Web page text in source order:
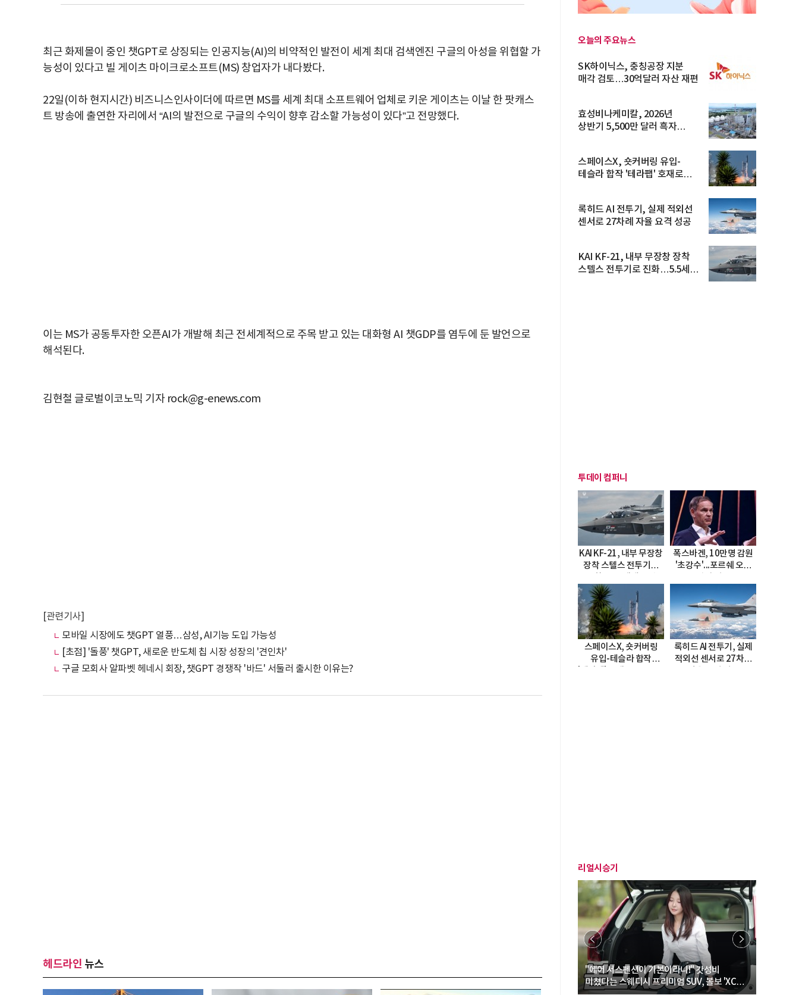
최근 화제몰이 중인 챗GPT로 상징되는 인공지능(AI)의 비약적인 발전이 세계 최대 검색엔진 구글의 아성을 위협할 가
능성이 있다고 빌 게이츠 마이크로소프트(MS) 창업자가 내다봤다.
22일(이하 현지시간) 비즈니스인사이더에 따르면 MS를 세계 최대 소프트웨어 업체로 키운 게이츠는 이날 한 팟캐스
트 방송에 출연한 자리에서 “AI의 발전으로 구글의 수익이 향후 감소할 가능성이 있다”고 전망했다.
이는 MS가 공동투자한 오픈AI가 개발해 최근 전세계적으로 주목 받고 있는 대화형 AI 챗GDP를 염두에 둔 발언으로
해석된다.
김현철 글로벌이코노믹 기자 rock@g-enews.com
[관련기사]
모바일 시장에도 챗GPT 열풍…삼성, AI기능 도입 가능성
[초점] '돌풍' 챗GPT, 새로운 반도체 칩 시장 성장의 '견인차'
구글 모회사 알파벳 헤네시 회장, 챗GPT 경쟁작 '바드' 서둘러 출시한 이유는?
헤드라인 뉴스
오늘의 주요뉴스
SK하이닉스, 충칭공장 지분
매각 검토…30억달러 자산 재편
효성비나케미칼, 2026년
상반기 5,500만 달러 흑자
스페이스X, 숏커버링 유입-
테슬라 합작 '테라팹' 호재로
록히드 AI 전투기, 실제 적외선
센서로 27차례 자율 요격 성공
KAI KF-21, 내부 무장창 장착
스텔스 전투기로 진화…5.5세대
투데이 컴퍼니
KAI KF-21, 내부 무장창
장착 스텔스 전투기로
폭스바겐, 10만명 감원
'초강수'...포르쉐 오너
스페이스X, 숏커버링
유입-테슬라 합작
록히드 AI 전투기, 실제
적외선 센서로 27차례
리얼시승기
"에어 서스펜션이 기본이라니!" 갓성비
미쳤다는 스웨디시 프리미엄 SUV, 볼보 'XC60